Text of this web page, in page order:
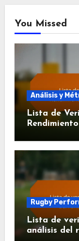
You Missed
Análisis y
Lista de
Rugby
Lista de
análisis del